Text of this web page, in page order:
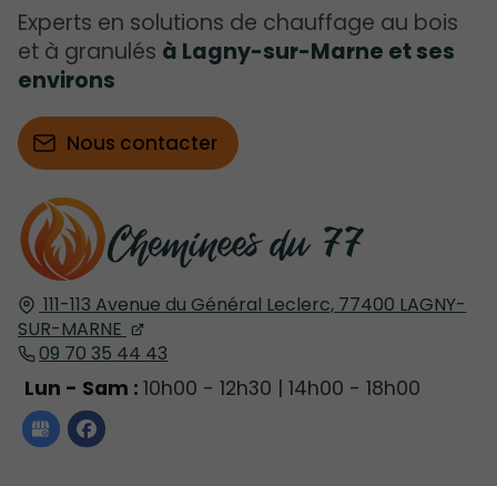
111-113 Avenue du Général Leclerc, 77400 LAGNY-
SUR-MARNE
09 70 35 44 43
Lun - Sam : 10h00 - 12h30 | 14h00 - 18h00
Experts en solutions de chauffage au bois
et à granulés à Lagny-sur-Marne et ses
environs
Nous contacter